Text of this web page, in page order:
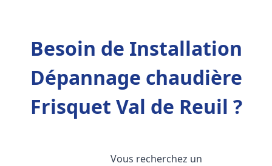
Besoin de Installation
Dépannage chaudière
Frisquet Val de Reuil ?
Vous recherchez un